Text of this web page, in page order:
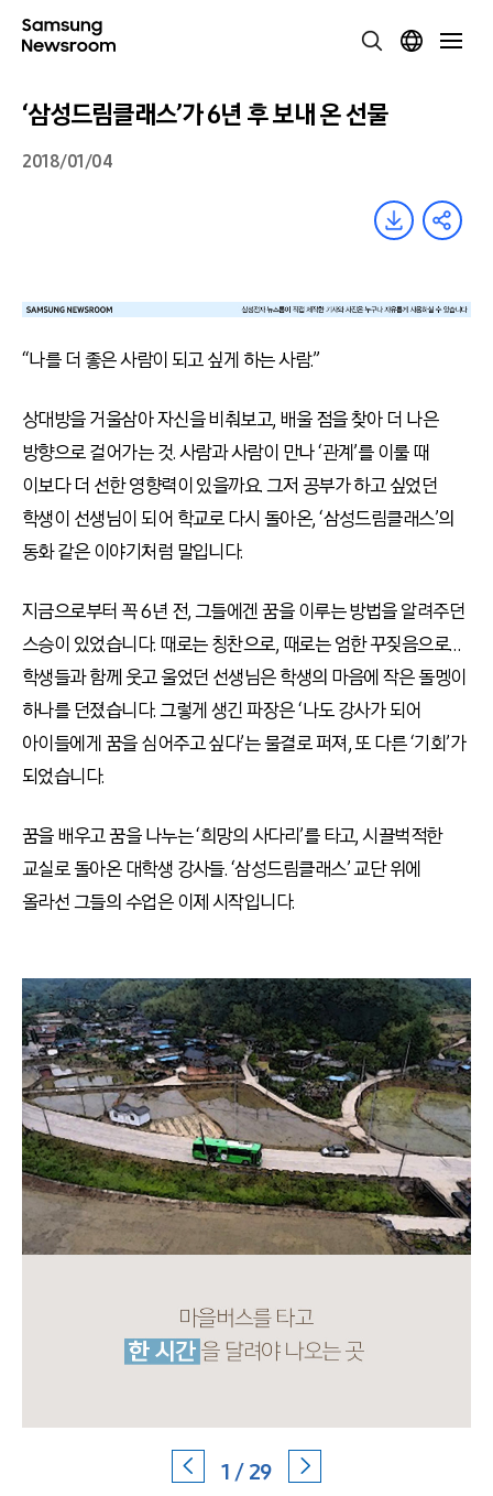
‘삼성드림클래스’가 6년 후 보내 온 선물
2018/01/04
“나를 더 좋은 사람이 되고 싶게 하는 사람.”
상대방을 거울삼아 자신을 비춰보고, 배울 점을 찾아 더 나은
방향으로 걸어가는 것. 사람과 사람이 만나 ‘관계’를 이룰 때
이보다 더 선한 영향력이 있을까요. 그저 공부가 하고 싶었던
학생이 선생님이 되어 학교로 다시 돌아온, ‘삼성드림클래스’의
동화 같은 이야기처럼 말입니다.
지금으로부터 꼭 6년 전, 그들에겐 꿈을 이루는 방법을 알려주던
스승이 있었습니다. 때로는 칭찬으로, 때로는 엄한 꾸짖음으로…
학생들과 함께 웃고 울었던 선생님은 학생의 마음에 작은 돌멩이
하나를 던졌습니다. 그렇게 생긴 파장은 ‘나도 강사가 되어
아이들에게 꿈을 심어주고 싶다’는 물결로 퍼져, 또 다른 ‘기회’가
되었습니다.
꿈을 배우고 꿈을 나누는 ‘희망의 사다리’를 타고, 시끌벅적한
교실로 돌아온 대학생 강사들. ‘삼성드림클래스’ 교단 위에
올라선 그들의 수업은 이제 시작입니다.
1 / 29